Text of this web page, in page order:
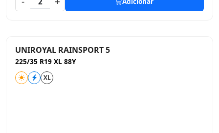
UNIROYAL RAINSPORT 5
225/35 R19 XL 88Y
XL